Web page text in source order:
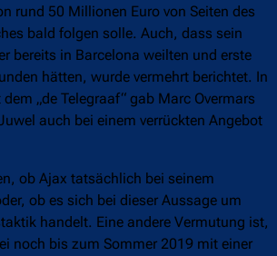
rund 50 Millionen Euro von Seiten des
bald folgen solle. Auch, dass sein
bereits in Barcelona weilten und erste
hätten, wurde vermehrt berichtet. In
„de Telegraaf“ gab Marc Overmars
auch bei einem verrückten Angebot
ob Ajax tatsächlich bei seinem
ob es sich bei dieser Aussage um
handelt. Eine andere Vermutung ist,
noch bis zum Sommer 2019 mit einer